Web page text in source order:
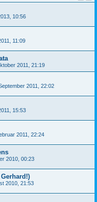
10:56
11:09
2011, 21:19
2011, 22:02
15:53
2011, 22:24
2010, 00:23
2010, 21:53